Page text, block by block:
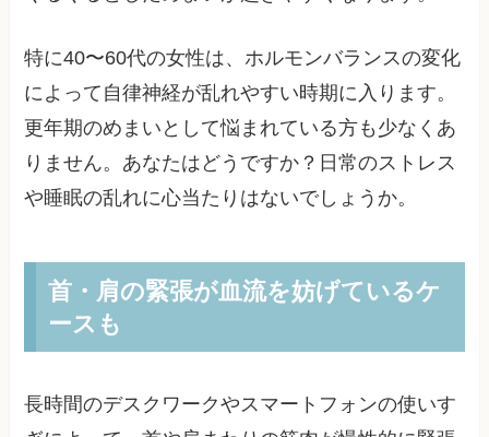
特に40〜60代の女性は、ホルモンバランスの変化
によって自律神経が乱れやすい時期に入ります。
更年期のめまいとして悩まれている方も少なくあ
りません。あなたはどうですか？日常のストレス
や睡眠の乱れに心当たりはないでしょうか。
首・肩の緊張が血流を妨げているケ
ースも
長時間のデスクワークやスマートフォンの使いす